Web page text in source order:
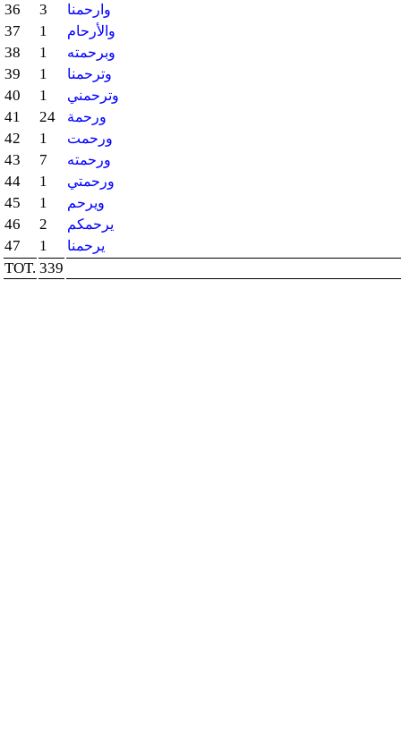
36 3 وارحمنا
37 1 والأرحام
38 1 وبرحمته
39 1 وترحمنا
40 1 وترحمني
41 24 ورحمة
42 1 ورحمت
43 7 ورحمته
44 1 ورحمتي
45 1 ويرحم
46 2 يرحمكم
47 1 يرحمنا
TOT. 339